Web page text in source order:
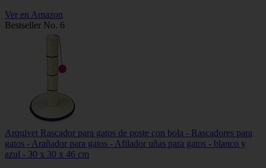
Ver en Amazon
Bestseller No. 6
Arquivet Rascador para gatos de poste con bola - Rascadores para
gatos - Arañador para gatos - Afilador uñas para gatos - blanco y
azul - 30 x 30 x 46 cm